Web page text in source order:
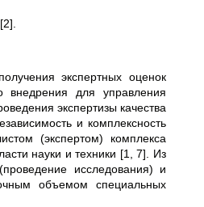
экспертных оценок
внедрения для управления
экспертизы качества
и комплексность
(экспертом) комплекса
науки и техники [1, 7]. Из
исследования) и
объемом специальных